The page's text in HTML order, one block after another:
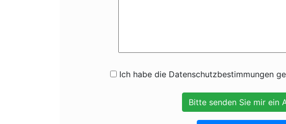
Ich habe die Datenschutzbestimmungen